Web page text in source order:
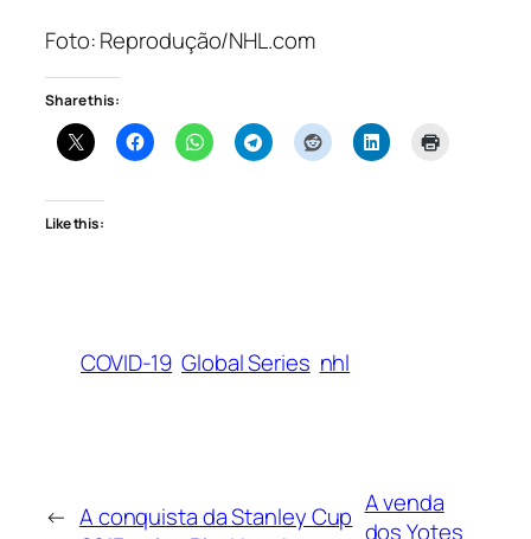
Foto: Reprodução/NHL.com
Share this:
Like this:
COVID-19 Global Series nhl
← A conquista da Stanley Cup A venda
dos Yotes